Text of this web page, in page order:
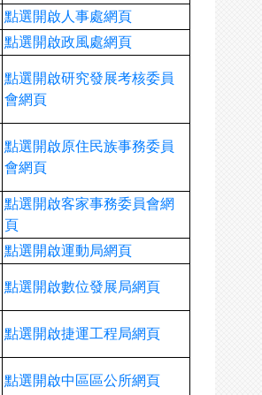
點選開啟人事處網頁
點選開啟政風處網頁
點選開啟研究發展考核委員
會網頁
點選開啟原住民族事務委員
會網頁
點選開啟客家事務委員會網
頁
點選開啟運動局網頁
點選開啟數位發展局網頁
點選開啟捷運工程局網頁
點選開啟中區區公所網頁